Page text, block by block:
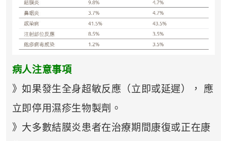
病人注意事項
》如果發生全身超敏反應（立即或延遲）， 應
立即停用濕疹生物製劑。
》大多數結膜炎患者在治療期間康復或正在康